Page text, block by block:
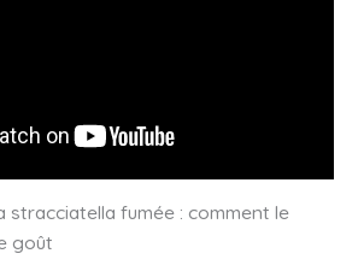
stracciatella fumée : comment le
goût